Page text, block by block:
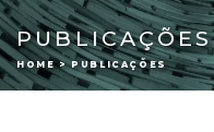
PUBLICAÇÕES
HOME > PUBLICAÇÕES